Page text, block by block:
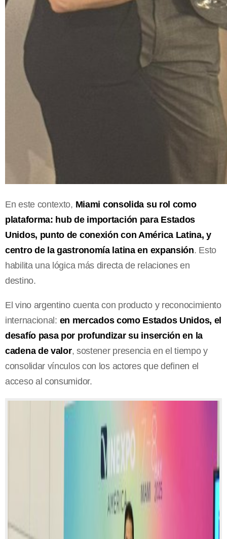
En este contexto, Miami consolida su rol como
plataforma: hub de importación para Estados
Unidos, punto de conexión con América Latina, y
centro de la gastronomía latina en expansión. Esto
habilita una lógica más directa de relaciones en
destino.
El vino argentino cuenta con producto y reconocimiento
internacional: en mercados como Estados Unidos, el
desafío pasa por profundizar su inserción en la
cadena de valor, sostener presencia en el tiempo y
consolidar vínculos con los actores que definen el
acceso al consumidor.